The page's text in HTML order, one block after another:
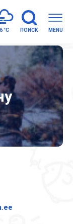
°C ПОИСК MENU